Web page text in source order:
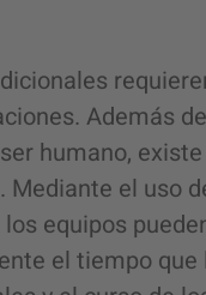
Además
humano,
Mediante el uso
equipos
el tiempo